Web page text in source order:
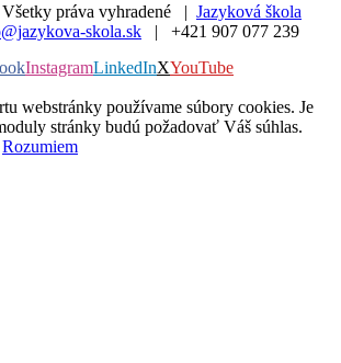
práva vyhradené | Jazyková škola
skola.sk | +421 907 077 239
InstagramLinkedInXYouTube
webstránky používame súbory cookies. Je
stránky budú požadovať Váš súhlas.
Rozumiem